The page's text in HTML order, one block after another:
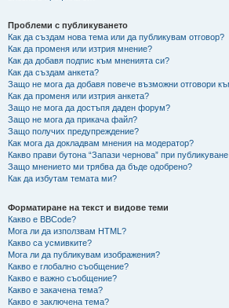
Проблеми с публикуването
Как да създам нова тема или да публикувам отговор?
Как да променя или изтрия мнение?
Как да добавя подпис към мненията си?
Как да създам анкета?
Защо не мога да добавя повече възможни отговори
Как да променя или изтрия анкета?
Защо не мога да достъпя даден форум?
Защо не мога да прикача файл?
Защо получих предупреждение?
Как мога да докладвам мнения на модератор?
Какво прави бутона “Запази чернова” при
Защо мнението ми трябва да бъде одобрено?
Как да избутам темата ми?
Форматиране на текст и видове теми
Какво е BBCode?
Мога ли да използвам HTML?
Какво са усмивките?
Мога ли да публикувам изображения?
Какво е глобално съобщение?
Какво е важно съобщение?
Какво е закачена тема?
Какво е заключена тема?